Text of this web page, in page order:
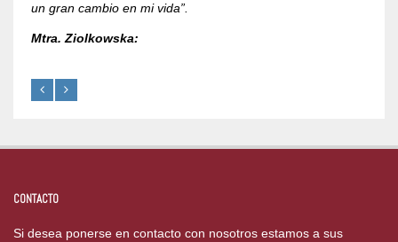
un gran cambio en mi vida”.
Mtra. Ziolkowska:
CONTACTO
Si desea ponerse en contacto con nosotros estamos a sus